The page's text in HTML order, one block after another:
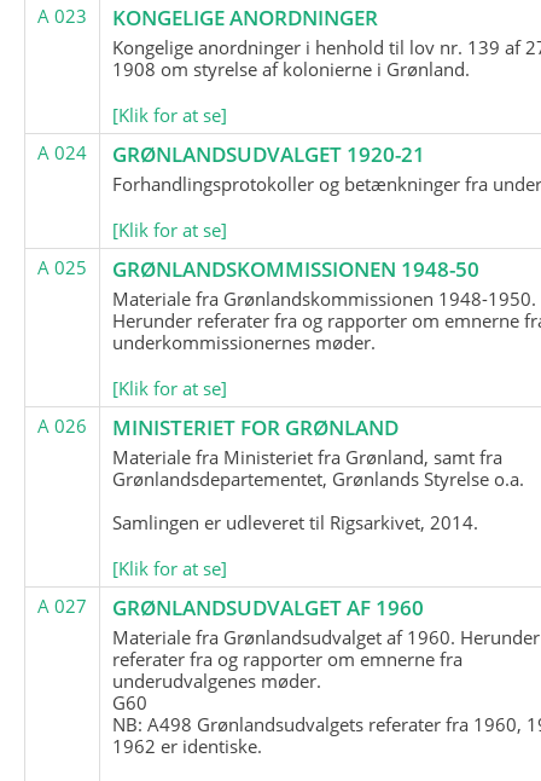
A 023
KONGELIGE ANORDNINGER
Kongelige anordninger i henhold til lov nr. 139 af
1908 om styrelse af kolonierne i Grønland.
[Klik for at se]
A 024
GRØNLANDSUDVALGET 1920-21
Forhandlingsprotokoller og betænkninger fra
[Klik for at se]
A 025
GRØNLANDSKOMMISSIONEN 1948-50
Materiale fra Grønlandskommissionen 1948-1950.
Herunder referater fra og rapporter om emnerne
underkommissionernes møder.
[Klik for at se]
A 026
MINISTERIET FOR GRØNLAND
Materiale fra Ministeriet fra Grønland, samt fra
Grønlandsdepartementet, Grønlands Styrelse o.a.
Samlingen er udleveret til Rigsarkivet, 2014.
[Klik for at se]
A 027
GRØNLANDSUDVALGET AF 1960
Materiale fra Grønlandsudvalget af 1960. Herunder
referater fra og rapporter om emnerne fra
underudvalgenes møder.
G60
NB: A498 Grønlandsudvalgets referater fra 1960,
1962 er identiske.